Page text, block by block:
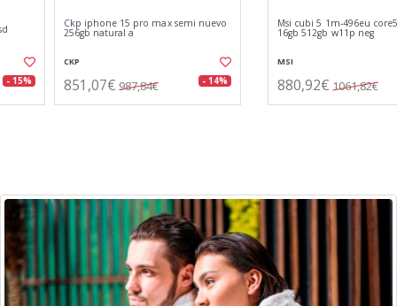
Msi cubi 5 1m-496eu core5-120u
16gb 512gb w11p neg
MSI
880,92€1061,82€ - 17%
Adata xpg lancer blade ddr5
6000mhz 32gb cl30 bk
A-DATA
634,68€ 770,68€ - 18%